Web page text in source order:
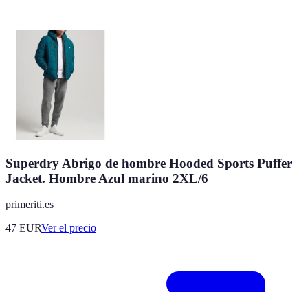
Superdry Abrigo de hombre Hooded Sports Puffer
Jacket. Hombre Azul marino 2XL/6
primeriti.es
47 EURVer el precio